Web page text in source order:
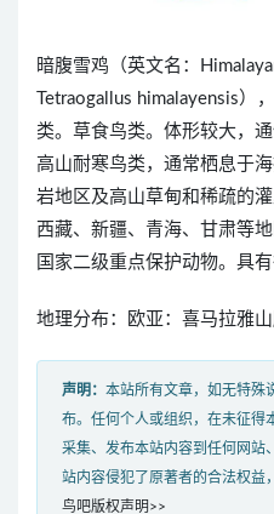
暗腹雪鸡（英文名：
Tetraogallus himalayensis）
类。草食鸟类。体形较大，
高山耐寒鸟类，通常栖息于
岩地区及高山草甸和稀疏的
西藏、新疆、青海、甘肃等
国家二级重点保护动物。具
地理分布：欧亚：喜马拉雅
声明： 本站所有文章，如无特殊
布。任何个人或组织，在未征得
采集、发布本站内容到任何网站
站内容侵犯了原著者的合法权益
鸟吧版权声明>>